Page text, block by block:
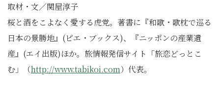
取材・文／関屋淳子
桜と酒をこよなく愛する虎党。著書に『和歌・歌枕で巡る
日本の景勝地』(ピエ・ブックス)、『ニッポンの産業遺
産』(エイ出版)ほか。旅情報発信サイト「旅恋どっとこ
む」（http://www.tabikoi.com）代表。